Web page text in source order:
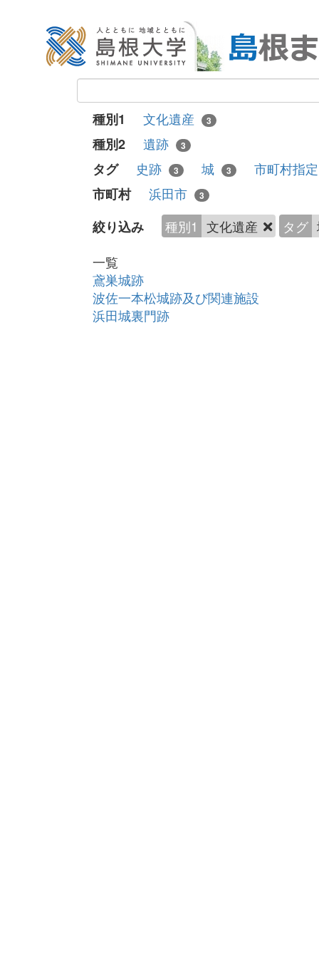
種別1 文化遺産 3
種別2 遺跡 3
タグ 史跡 3 城 3
市町村指
市町村
浜田市 3
絞り込み 種別1 文化遺産 タグ
一覧
鳶巣城跡
波佐一本松城跡及び関連施設
浜田城裏門跡